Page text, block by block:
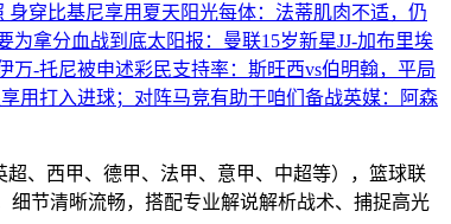
身穿比基尼享用夏天阳光每体：法蒂肌肉不适，仍
为拿分血战到底太阳报：曼联15岁新星JJ-加布里埃
万-托尼被申述彩民支持率：斯旺西vs伯明翰，平局
用打入进球；对阵马竞有助于咱们备战英媒：阿森
、西甲、德甲、法甲、意甲、中超等），篮球联
节清晰流畅，搭配专业解说解析战术、捕捉高光